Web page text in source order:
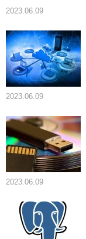
2023.06.09
2023.06.09
2023.06.09